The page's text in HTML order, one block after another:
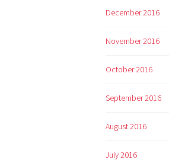
December 2016
November 2016
October 2016
September 2016
August 2016
July 2016